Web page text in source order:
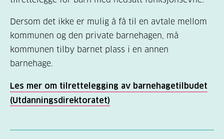
sakkyndig, og kommunen
innhenter en legeerklæring som informerer
om at barnet har diabetes.
Nårkommunen har fattet vedtak om
tilrettelegging for et barn, har
fordette barnet slik at det kan få entilnærmet
lik hverdag ibarnehagen.
og skole/SFO
Skjema for medisinoversikt
Skjema for utlevering av medisiner fra
eleven
Skjema for mottak av medisiner fra foresatte
Dersom det ikke er mulig å få til en avtale mellom
kommunen og den private barnehagen, må
kommunen tilby barnet plass i en annen
barnehage.
Les mer om tilrettelegging av barnehagetilbudet
(Utdanningsdirektoratet)